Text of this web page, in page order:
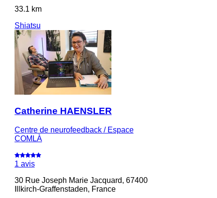
33.1 km
Shiatsu
Catherine HAENSLER
Centre de neurofeedback / Espace
COMLÀ
1 avis
30 Rue Joseph Marie Jacquard, 67400
Illkirch-Graffenstaden, France